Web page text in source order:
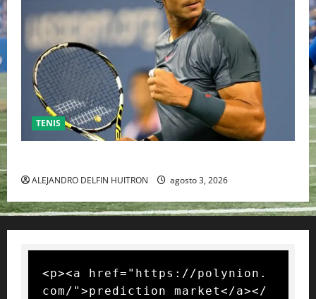
TENIS
ALEJANDRO DELFIN HUITRON agosto 3, 2026
<p><a href="https://polynion.
com/">prediction market</a></